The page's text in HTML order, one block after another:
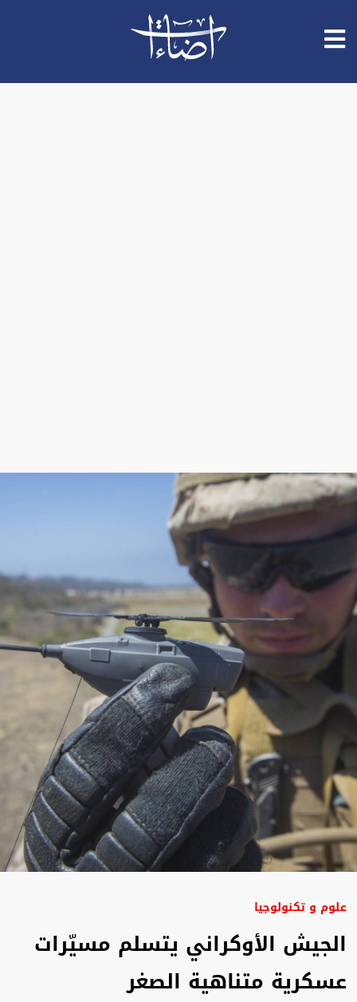
علوم و تكنولوجيا
الجيش الأوكراني يتسلم مسيّرات
عسكرية متناهية الصغر